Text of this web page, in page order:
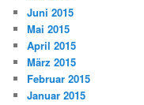
Juni 2015
Mai 2015
April 2015
März 2015
Februar 2015
Januar 2015